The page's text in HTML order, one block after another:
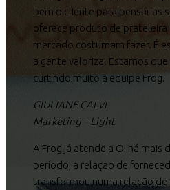
bem o cliente para pensar as
oferece produto de prateleira
mercado costumam fazer. É
a gente valoriza. Estamos que
curtindo muito a equipe Frog.
GIULIANE CALVI
Marketing – Light
A Frog já atende a Oi há mais
período, a relação de
transformou numa relação de